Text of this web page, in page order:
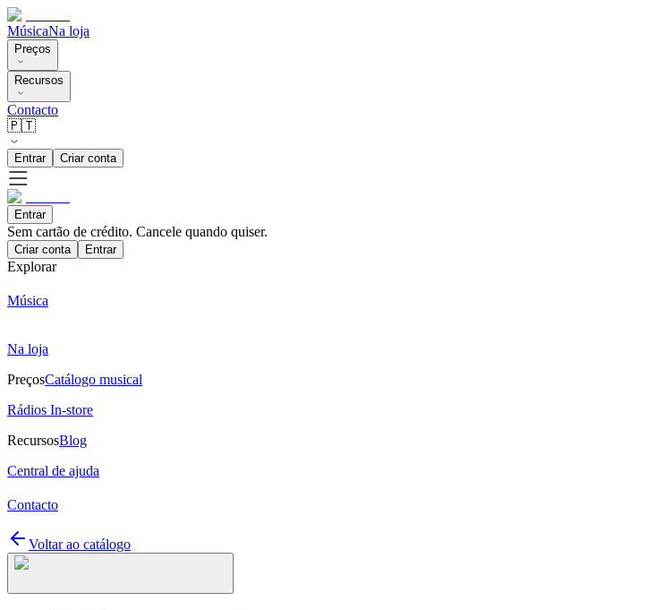
MúsicaNa loja
Preços
Recursos
Contacto
🇵🇹
Entrar Criar conta
Entrar
Sem cartão de crédito. Cancele quando quiser.
Criar conta Entrar
Explorar
Música
Na loja
PreçosCatálogo musical
Rádios In-store
RecursosBlog
Central de ajuda
Contacto
Voltar ao catálogo